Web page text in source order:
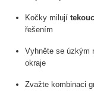
Kočky milují
řešením
Vyhněte se úzkým
okraje
Zvažte kombinaci